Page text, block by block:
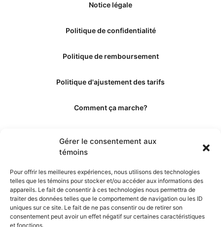
Gérer le consentement aux
témoins
Pour offrir les meilleures expériences, nous utilisons des technologies
telles que les témoins pour stocker et/ou accéder aux informations des
appareils. Le fait de consentir à ces technologies nous permettra de
traiter des données telles que le comportement de navigation ou les ID
uniques sur ce site. Le fait de ne pas consentir ou de retirer son
consentement peut avoir un effet négatif sur certaines caractéristiques
et fonctions.
Notice légale
Politique de confidentialité
Politique de remboursement
Politique d'ajustement des tarifs
Comment ça marche?
Les éditeurs
Les experts et collaborateurs